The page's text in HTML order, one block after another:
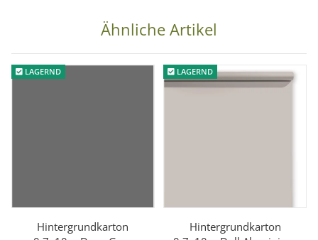
Ähnliche Artikel
LAGERND
Hintergrundkarton
LAGERND
Hintergrundkarton